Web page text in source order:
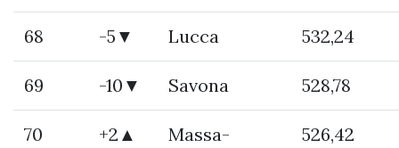
68 -5▼ Lucca 532,24
69 -10▼ Savona 528,78
70 +2▲
Massa-
526,42